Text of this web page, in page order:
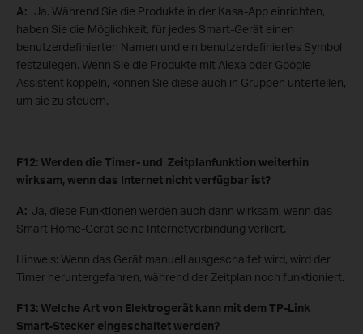
A: Ja. Während Sie die Produkte in der Kasa-App einrichten,
haben Sie die Möglichkeit, für jedes Smart-Gerät einen
benutzerdefinierten Namen und ein benutzerdefiniertes Symbol
festzulegen. Wenn Sie die Produkte mit Alexa oder Google
Assistent koppeln, können Sie diese auch in Gruppen unterteilen,
um sie zu steuern.
F12: Werden die Timer- und Zeitplanfunktion weiterhin
wirksam, wenn das Internet nicht verfügbar ist?
A: Ja, diese Funktionen werden auch dann wirksam, wenn das
Smart Home-Gerät seine Internetverbindung verliert.
Hinweis: Wenn das Gerät manuell ausgeschaltet wird, wird der
Timer heruntergefahren, während der Zeitplan noch funktioniert.
F13: Welche Art von Elektrogerät kann mit dem TP-Link
Smart-Stecker eingeschaltet werden?